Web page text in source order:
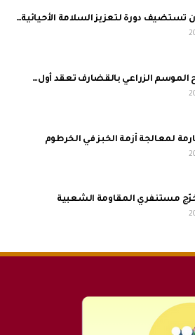
تستضيف دورة لتعزيز السلامة الأحيائية…
الموسم الزراعي بالقضارف تعقد أول…
لمعالجة أزمة الخبز في الخرطوم
مستنفري المقاومة الشعبية